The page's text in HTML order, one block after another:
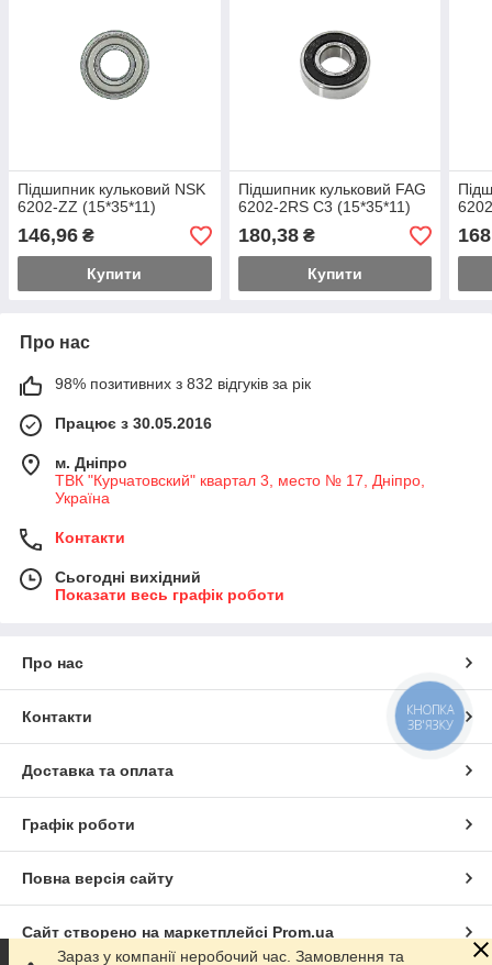
Підшипник кульковий NSK
6202-ZZ (15*35*11)
146,96 ₴
Купити
Підшипник кульковий FAG
6202-2RS C3 (15*35*11)
180,38₴
Купити
Про нас
98% позитивних з 832 відгуків за рік
Працює з 30.05.2016
м. Дніпро
ТВК "Курчатовский" квартал 3, место № 17, Дніпро,
Україна
Контакти
Сьогодні вихідний
Показати весь графік роботи
Про нас
Контакти
Доставка та оплата
Графік роботи
Повна версія сайту
Сайт створено на маркетплейсі Prom.ua
Зараз у компанії неробочий час. Замовлення та
КНОПКА
ЗВ'ЯЗКУ